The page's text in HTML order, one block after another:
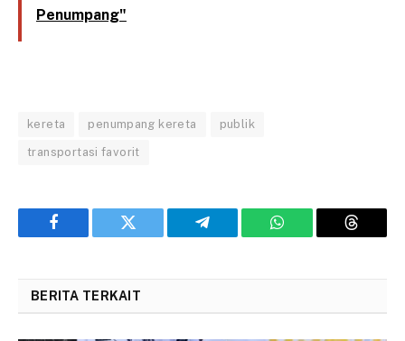
Penumpang"
kereta penumpang kereta publik
transportasi favorit
Facebook Twitter Telegram WhatsApp Threads
BERITA TERKAIT